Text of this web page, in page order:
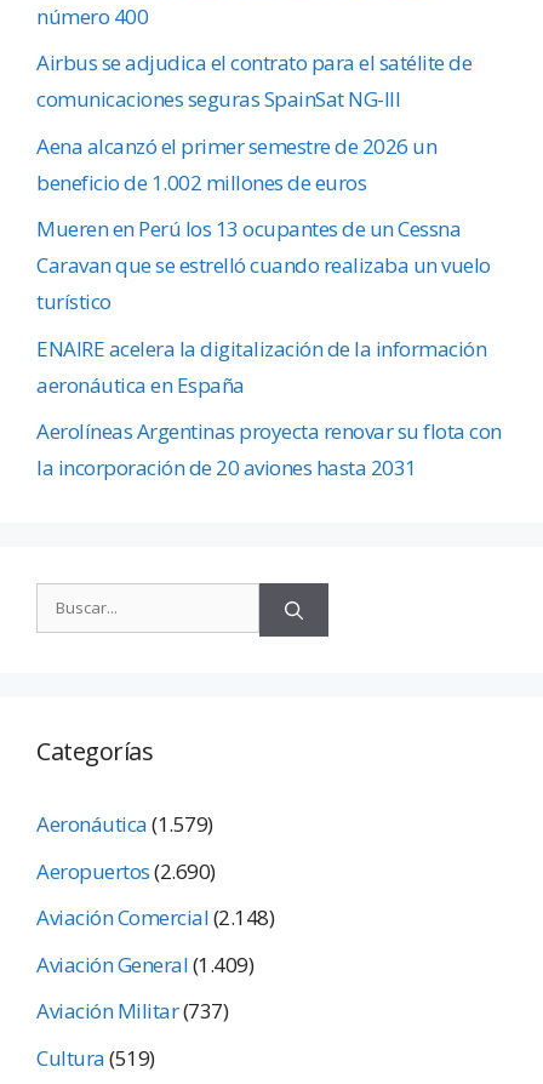
número 400
Airbus se adjudica el contrato para el satélite de
comunicaciones seguras SpainSat NG-III
Aena alcanzó el primer semestre de 2026 un
beneficio de 1.002 millones de euros
Mueren en Perú los 13 ocupantes de un Cessna
Caravan que se estrelló cuando realizaba un vuelo
turístico
ENAIRE acelera la digitalización de la información
aeronáutica en España
Aerolíneas Argentinas proyecta renovar su flota con
la incorporación de 20 aviones hasta 2031
Categorías
Aeronáutica(1.579)
Aeropuertos(2.690)
Aviación Comercial(2.148)
Aviación General(1.409)
Aviación Militar(737)
Cultura(519)